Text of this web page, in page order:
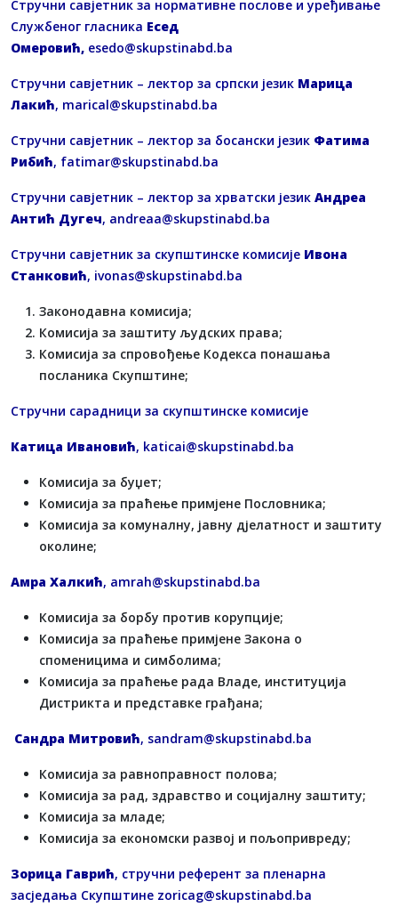
Стручни савјетник за нормативне послове и уређивање
Службеног гласника Есед
Омеровић, esedo@skupstinabd.ba
Стручни савјетник – лектор за српски језик Марица
Лакић, marical@skupstinabd.ba
Стручни савјетник – лектор за босански језик Фатима
Рибић, fatimar@skupstinabd.ba
Стручни савјетник – лектор за хрватски језик Андреа
Антић Дугеч, andreaa@skupstinabd.ba
Стручни савјетник за скупштинске комисије Ивона
Станковић, ivonas@skupstinabd.ba
Законодавна комисија;
Комисија за заштиту људских права;
Комисија за спровођење Кодекса понашања
посланика Скупштине;
Стручни сарадници за скупштинске комисије
Катица Ивановић, katicai@skupstinabd.ba
Комисија за буџет;
Комисија за праћење примјене Пословника;
Комисија за комуналну, јавну дјелатност и заштиту
околине;
Амра Халкић, amrah@skupstinabd.ba
Комисија за борбу против корупције;
Комисија за праћење примјене Закона о
споменицима и симболима;
Комисија за праћење рада Владе, институција
Дистрикта и представке грађана;
Сандра Митровић, sandram@skupstinabd.ba
Комисија за равноправност полова;
Комисија за рад, здравство и социјалну заштиту;
Комисија за младе;
Комисија за економски развој и пољопривреду;
Зорица Гаврић, стручни референт за пленарна
засједања Скупштине zoricag@skupstinabd.ba